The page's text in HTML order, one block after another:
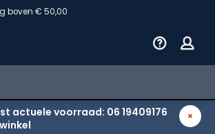
boven € 50,00
actuele voorraad: 06 19409176